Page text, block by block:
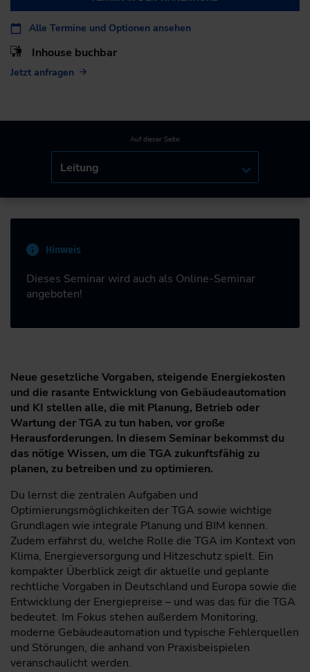
Alle Termine und Optionen ansehen
Inhouse buchbar
Jetzt anfragen
Auf dieser Seite:
Leitung
Hinweis
Dieses Seminar wird auch als Online-Seminar
angeboten!
Neue gesetzliche Vorgaben, steigende Energiekosten
und die rasante Entwicklung von Gebäudeautomation
und KI stellen alle, die mit Planung, Betrieb oder
Wartung der TGA zu tun haben, vor große
Herausforderungen. In diesem Seminar bekommst du
das nötige Wissen, um die TGA zukunftsfähig zu
planen, zu betreiben und zu optimieren.
Du lernst die zentralen Aufgaben und
Optimierungsmöglichkeiten der TGA sowie wichtige
Grundlagen wie integrale Planung und BIM kennen.
Zudem erfährst du, welche Rolle die TGA im Kontext von
Klima, Energieversorgung und Hitzeschutz spielt. Ein
kompakter Überblick zeigt dir aktuelle und geplante
rechtliche Vorgaben in Deutschland und Europa sowie die
Entwicklung der Energiepreise – und was das für die TGA
bedeutet. Im Fokus stehen außerdem Monitoring,
moderne Gebäudeautomation und typische Fehlerquellen
und Störungen, die anhand von Praxisbeispielen
veranschaulicht werden.